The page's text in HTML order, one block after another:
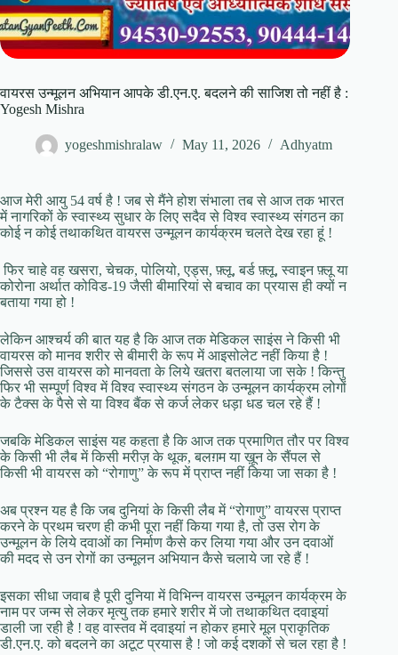
वायरस उन्मूलन अभियान आपके डी.एन.ए. बदलने की साजिश तो नहीं है :
Yogesh Mishra
yogeshmishralaw May 11, 2026 Adhyatm
आज मेरी आयु 54 वर्ष है ! जब से मैंने होश संभाला तब से आज तक भारत
में नागरिकों के स्वास्थ्य सुधार के लिए सदैव से विश्व स्वास्थ्य संगठन का
कोई न कोई तथाकथित वायरस उन्मूलन कार्यक्रम चलते देख रहा हूं !
फिर चाहे वह खसरा, चेचक, पोलियो, एड्स, फ़्लू, बर्ड फ़्लू, स्वाइन फ़्लू या
कोरोना अर्थात कोविड-19 जैसी बीमारियां से बचाव का प्रयास ही क्यों न
बताया गया हो !
लेकिन आश्चर्य की बात यह है कि आज तक मेडिकल साइंस ने किसी भी
वायरस को मानव शरीर से बीमारी के रूप में आइसोलेट नहीं किया है !
जिससे उस वायरस को मानवता के लिये खतरा बतलाया जा सके ! किन्तु
फिर भी सम्पूर्ण विश्व में विश्व स्वास्थ्य संगठन के उन्मूलन कार्यक्रम लोगों
के टैक्स के पैसे से या विश्व बैंक से कर्ज लेकर धड़ा धड चल रहे हैं !
जबकि मेडिकल साइंस यह कहता है कि आज तक प्रमाणित तौर पर विश्व
के किसी भी लैब में किसी मरीज़ के थूक, बलग़म या ख़ून के सैंपल से
किसी भी वायरस को “रोगाणु” के रूप में प्राप्त नहीं किया जा सका है !
अब प्रश्न यह है कि जब दुनियां के किसी लैब में “रोगाणु” वायरस प्राप्त
करने के प्रथम चरण ही कभी पूरा नहीं किया गया है, तो उस रोग के
उन्मूलन के लिये दवाओं का निर्माण कैसे कर लिया गया और उन दवाओं
की मदद से उन रोगों का उन्मूलन अभियान कैसे चलाये जा रहे हैं !
इसका सीधा जवाब है पूरी दुनिया में विभिन्न वायरस उन्मूलन कार्यक्रम के
नाम पर जन्म से लेकर मृत्यु तक हमारे शरीर में जो तथाकथित दवाइयां
डाली जा रही है ! वह वास्तव में दवाइयां न होकर हमारे मूल प्राकृतिक
डी.एन.ए. को बदलने का अटूट प्रयास है ! जो कई दशकों से चल रहा है !